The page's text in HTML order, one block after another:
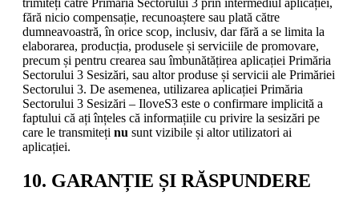
trimiteți către Primăria Sectorului 3 prin intermediul aplicației,
fără nicio compensație, recunoaștere sau plată către
dumneavoastră, în orice scop, inclusiv, dar fără a se limita la
elaborarea, producția, produsele și serviciile de promovare,
precum și pentru crearea sau îmbunătățirea aplicației Primăria
Sectorului 3 Sesizări, sau altor produse și servicii ale Primăriei
Sectorului 3. De asemenea, utilizarea aplicației Primăria
Sectorului 3 Sesizări – IloveS3 este o confirmare implicită a
faptului că ați înțeles că informațiile cu privire la sesizări pe
care le transmiteți nu sunt vizibile și altor utilizatori ai
aplicației.
10. GARANȚIE ȘI RĂSPUNDERE